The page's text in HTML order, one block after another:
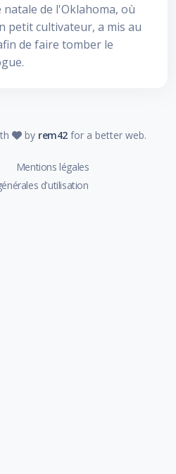
natale de l'Oklahoma, où
petit cultivateur, a mis au
de faire tomber le
by rem42 for a better web.
Mentions légales
d'utilisation